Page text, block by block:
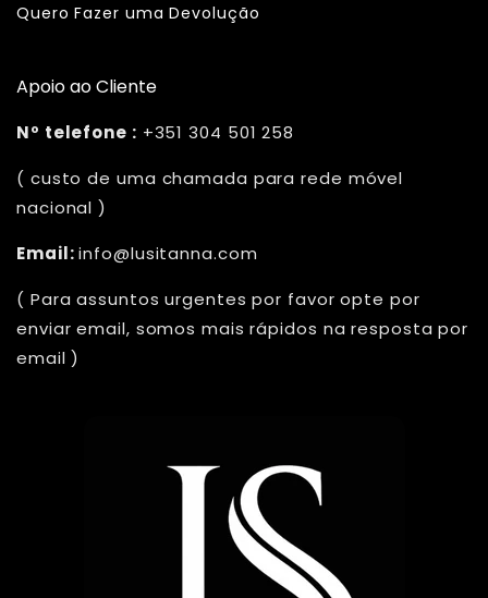
Quero Fazer uma Devolução
Apoio ao Cliente
Nº telefone : +351 304 501 258
( custo de uma chamada para rede móvel
nacional )
Email:info@lusitanna.com
( Para assuntos urgentes por favor opte por
enviar email, somos mais rápidos na resposta por
email )